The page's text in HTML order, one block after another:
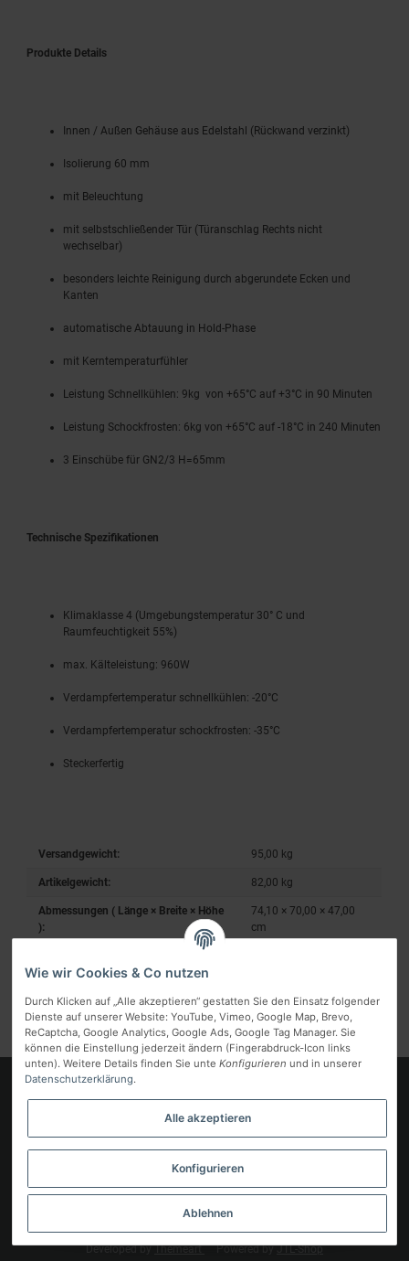
Produkte Details
Innen / Außen Gehäuse aus Edelstahl (Rückwand verzinkt)
Isolierung 60 mm
mit Beleuchtung
mit selbstschließender Tür (Türanschlag Rechts nicht
wechselbar)
besonders leichte Reinigung durch abgerundete Ecken und
Kanten
automatische Abtauung in Hold-Phase
mit Kerntemperaturfühler
Leistung Schnellkühlen: 9kg von +65°C auf +3°C in 90 Minuten
Leistung Schockfrosten: 6kg von +65°C auf -18°C in 240 Minuten
3 Einschübe für GN2/3 H=65mm
Technische Spezifikationen
Klimaklasse 4 (Umgebungstemperatur 30° C und
Raumfeuchtigkeit 55%)
max. Kälteleistung: 960W
Verdampfertemperatur schnellkühlen:-20°C
Verdampfertemperatur schockfrosten: -35°C
Steckerfertig
Versandgewicht: 95,00 kg
Artikelgewicht: 82,00 kg
Abmessungen ( Länge × Breite × Höhe
):
74,10 × 70,00 × 47,00
cm
Gesetzliche Informationen
Vertrag widerrufen
Developed byThemeart Powered byJTL-Shop
Wie wir Cookies & Co nutzen
Durch Klicken auf „Alle akzeptieren“ gestatten Sie den Einsatz folgender
Dienste auf unserer Website: YouTube, Vimeo, Google Map, Brevo,
ReCaptcha, Google Analytics, Google Ads, Google Tag Manager. Sie
können die Einstellung jederzeit ändern (Fingerabdruck-Icon links
unten). Weitere Details finden Sie unte Konfigurieren und in unserer
Datenschutzerklärung.
Alle akzeptieren
Konfigurieren
Ablehnen